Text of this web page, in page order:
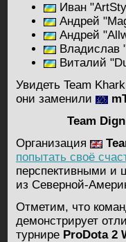
Иван
Андрей
Андрей
Владислав
Виталий
Увидеть Team
они заменили
Team
Организация
попытать своё
перспективными и
из Северной-
Отметим, что
демонстрирует
турнире ProDota 2